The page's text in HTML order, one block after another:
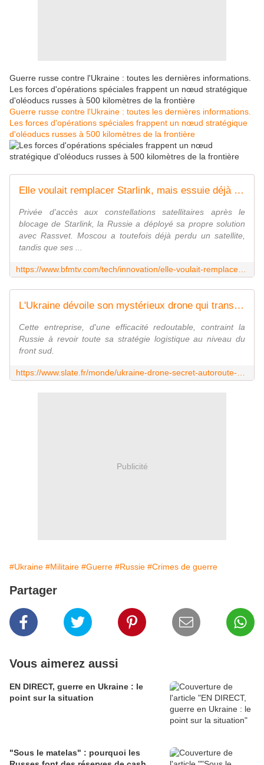
Guerre russe contre l'Ukraine : toutes les dernières informations.
Les forces d'opérations spéciales frappent un nœud stratégique
d'oléoducs russes à 500 kilomètres de la frontière
Guerre russe contre l'Ukraine : toutes les dernières informations.
Les forces d'opérations spéciales frappent un nœud stratégique
d'oléoducs russes à 500 kilomètres de la frontière
Elle voulait remplacer Starlink, mais essuie déjà un revers préoccupant: la Russie perd un premier satellite de sa constellation Rassvet
Privée d'accès aux constellations satellitaires après le
blocage de Starlink, la Russie a déployé sa propre solution
avec Rassvet. Moscou a toutefois déjà perdu un satellite,
tandis que ses ...
https://www.bfmtv.com/tech/innovation/elle-voulait-remplacer-starlink-mais-essuie-deja-un-revers-preoccupant-la-russie-perd-un-premier-satellite-de-sa-constellation-rassvet_AN-202606080379.html
L'Ukraine dévoile son mystérieux drone qui transforme les voies d'approvisionnement russes en enfer sur Terre
Cette entreprise, d'une efficacité redoutable, contraint la
Russie à revoir toute sa stratégie logistique au niveau du
front sud.
https://www.slate.fr/monde/ukraine-drone-secret-autoroute-approvisionnement-russie-logistique
Publicité
#Ukraine #Militaire #Guerre #Russie #Crimes de guerre
Partager
Vous aimerez aussi
EN DIRECT, guerre en Ukraine : le
point sur la situation
"Sous le matelas" : pourquoi les